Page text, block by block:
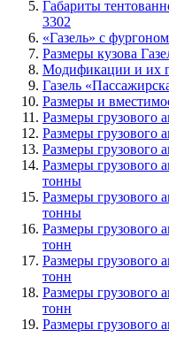
Габариты
3302
«Газель» с фургоном
Размеры кузова
Модификации и их
Газель
Размеры и
Размеры грузового
Размеры грузового
Размеры грузового
Размеры грузового
тонны
Размеры грузового
тонны
Размеры грузового
тонн
Размеры грузового
тонн
Размеры грузового
тонн
Размеры грузового